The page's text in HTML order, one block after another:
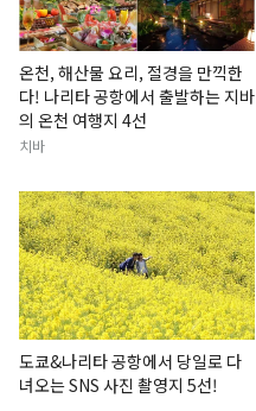
온천, 해산물 요리, 절경을 만끽한
다! 나리타 공항에서 출발하는 지바
의 온천 여행지 4선
치바
도쿄&나리타 공항에서 당일로 다
녀오는 SNS 사진 촬영지 5선!